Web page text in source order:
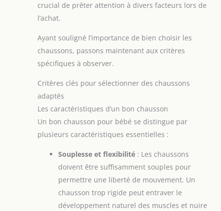
crucial de prêter attention à divers facteurs lors de
l’achat.
Ayant souligné l’importance de bien choisir les
chaussons, passons maintenant aux critères
spécifiques à observer.
Critères clés pour sélectionner des chaussons
adaptés
Les caractéristiques d’un bon chausson
Un bon chausson pour bébé se distingue par
plusieurs caractéristiques essentielles :
Souplesse et flexibilité : Les chaussons
doivent être suffisamment souples pour
permettre une liberté de mouvement. Un
chausson trop rigide peut entraver le
développement naturel des muscles et nuire